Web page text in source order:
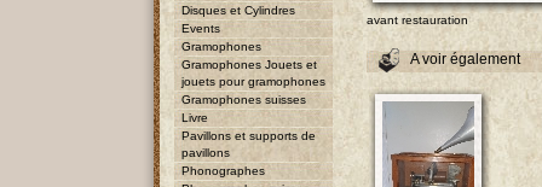
Disques et Cylindres
Events
Gramophones
Gramophones Jouets et
jouets pour gramophones
Gramophones suisses
Livre
Pavillons et supports de
pavillons
Phonographes
avant restauration
A voir également